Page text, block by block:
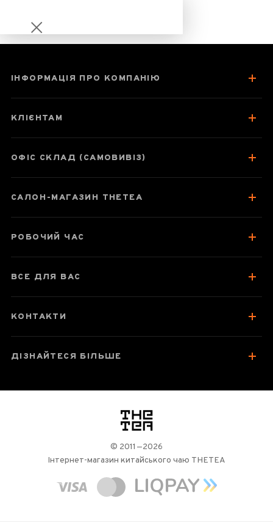
Лапсанг Сушонг
Посуд для заварювання
Зберігання та упаковка
Колекція подібних товарів
Відгуки чаєманів 2
ІНФОРМАЦІЯ ПРО КОМПАНІЮ
КЛІЄНТАМ
ОФІС СКЛАД (САМОВИВІЗ)
САЛОН-МАГАЗИН THETEA
РОБОЧИЙ ЧАС
ВСЕ ДЛЯ ВАС
КОНТАКТИ
ДІЗНАЙТЕСЯ БІЛЬШЕ
логотип
© 2011—2026
Інтернет-магазин китайського чаю THETEA